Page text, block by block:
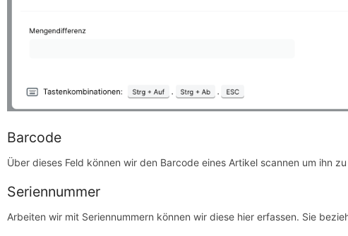
Barcode
Über dieses Feld können wir den Barcode eines Artikel scannen um ihn
Seriennummer
Arbeiten wir mit Seriennummern können wir diese hier erfassen. Sie